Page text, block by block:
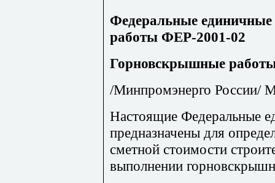
Федеральные единичные
работы ФЕР-2001-02
Горновскрышные
/Минпромэнерго России/
Настоящие Федеральные
предназначены для
сметной стоимости
выполнении